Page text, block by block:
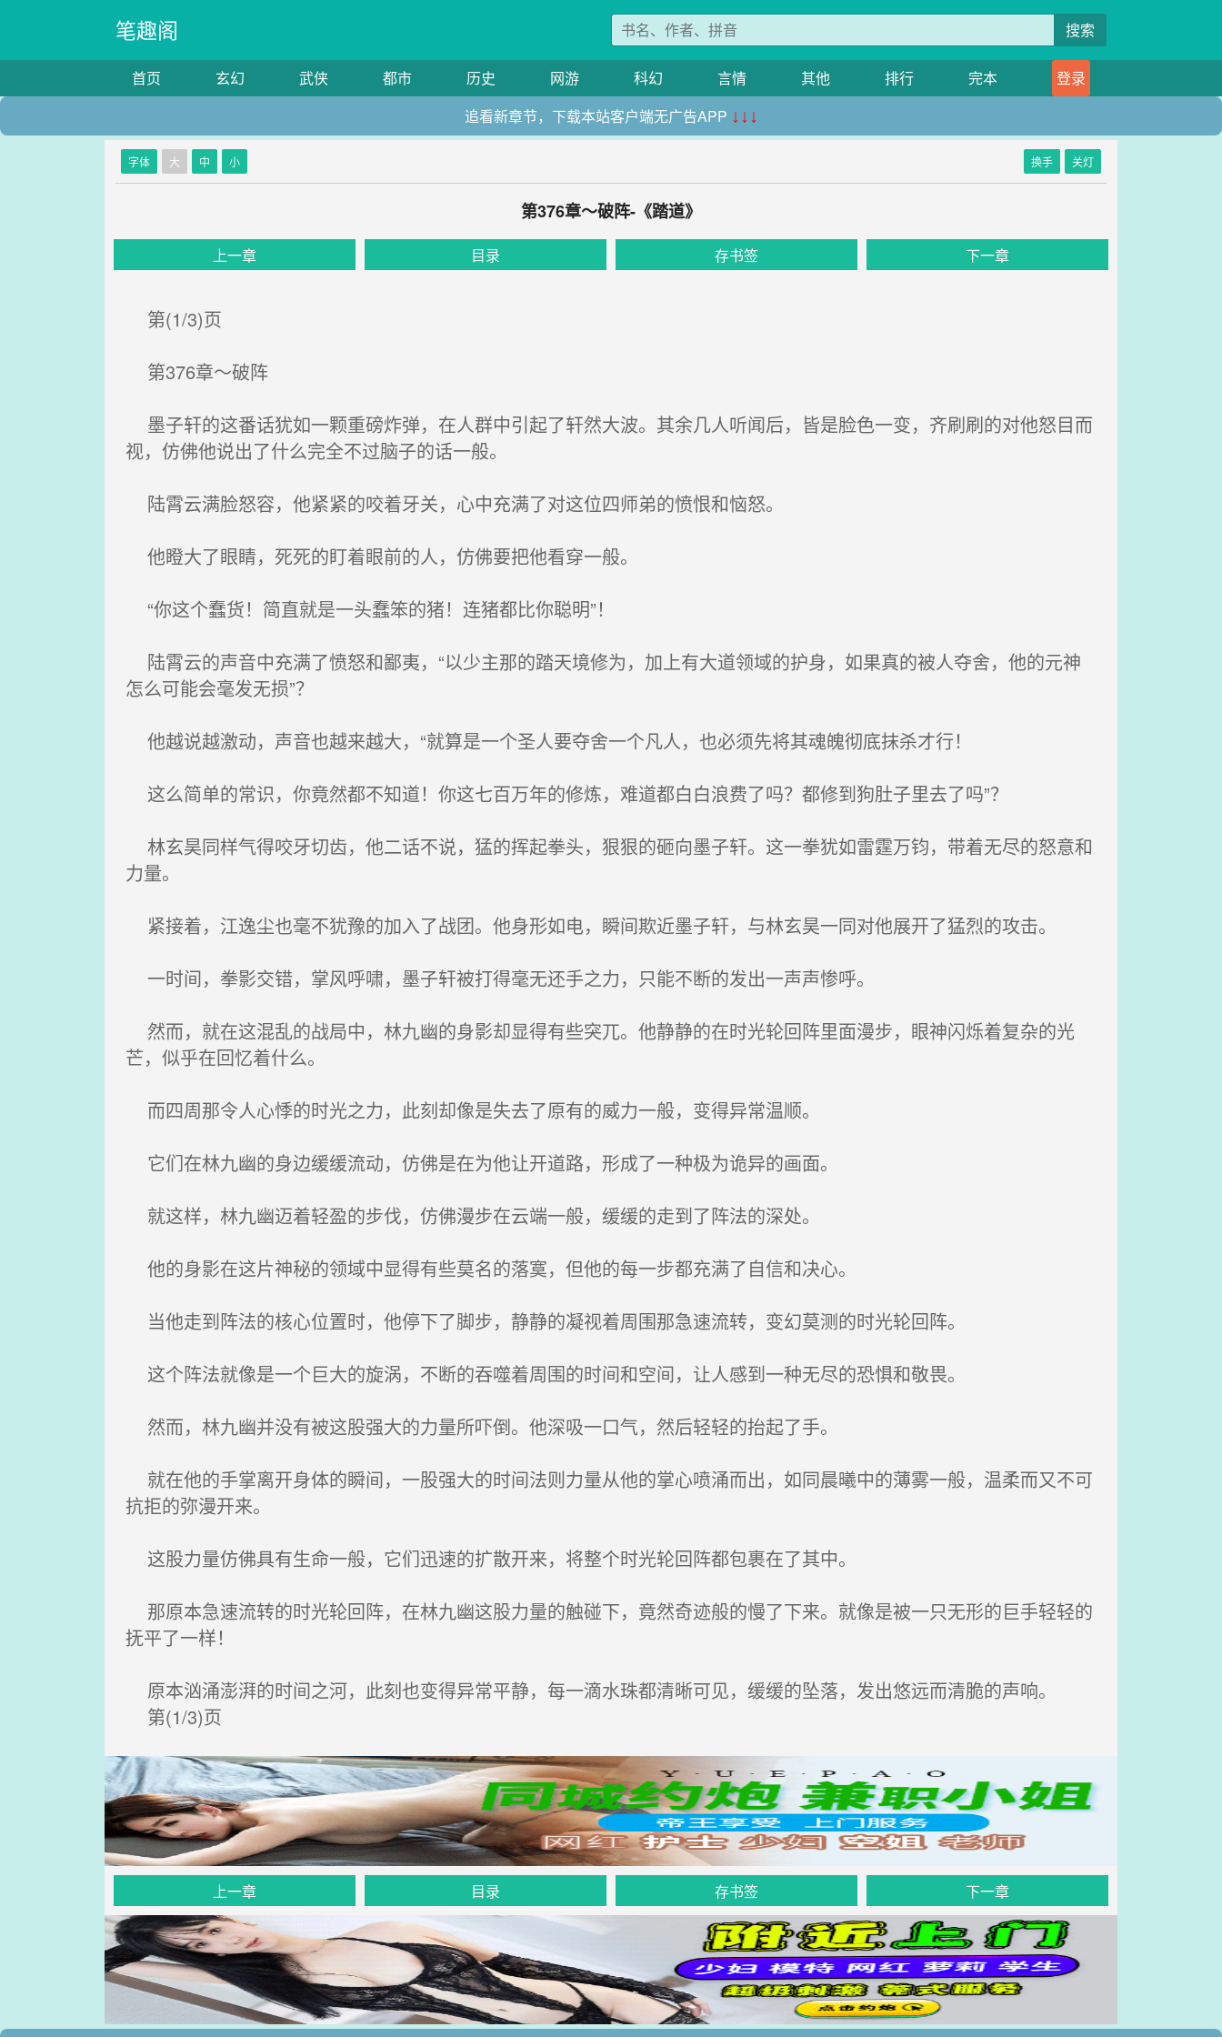
笔趣阁 搜索
首页 玄幻 武侠 都市 历史 网游 科幻 言情 其他 排行 完本
登录
追看新章节，下载本站客户端无广告APP ↓↓↓
字体 大 中 小 换手 关灯
第376章～破阵-《踏道》
上一章 目录 存书签 下一章
第(1/3)页
第376章～破阵
墨子轩的这番话犹如一颗重磅炸弹，在人群中引起了轩然大波。其余几人听闻后，皆是脸色一变，齐刷刷的对他怒目而
视，仿佛他说出了什么完全不过脑子的话一般。
陆霄云满脸怒容，他紧紧的咬着牙关，心中充满了对这位四师弟的愤恨和恼怒。
他瞪大了眼睛，死死的盯着眼前的人，仿佛要把他看穿一般。
“你这个蠢货！简直就是一头蠢笨的猪！连猪都比你聪明”！
陆霄云的声音中充满了愤怒和鄙夷，“以少主那的踏天境修为，加上有大道领域的护身，如果真的被人夺舍，他的元神
怎么可能会毫发无损”？
他越说越激动，声音也越来越大，“就算是一个圣人要夺舍一个凡人，也必须先将其魂魄彻底抹杀才行！
这么简单的常识，你竟然都不知道！你这七百万年的修炼，难道都白白浪费了吗？都修到狗肚子里去了吗”？
林玄昊同样气得咬牙切齿，他二话不说，猛的挥起拳头，狠狠的砸向墨子轩。这一拳犹如雷霆万钧，带着无尽的怒意和
力量。
紧接着，江逸尘也毫不犹豫的加入了战团。他身形如电，瞬间欺近墨子轩，与林玄昊一同对他展开了猛烈的攻击。
一时间，拳影交错，掌风呼啸，墨子轩被打得毫无还手之力，只能不断的发出一声声惨呼。
然而，就在这混乱的战局中，林九幽的身影却显得有些突兀。他静静的在时光轮回阵里面漫步，眼神闪烁着复杂的光
芒，似乎在回忆着什么。
而四周那令人心悸的时光之力，此刻却像是失去了原有的威力一般，变得异常温顺。
它们在林九幽的身边缓缓流动，仿佛是在为他让开道路，形成了一种极为诡异的画面。
就这样，林九幽迈着轻盈的步伐，仿佛漫步在云端一般，缓缓的走到了阵法的深处。
他的身影在这片神秘的领域中显得有些莫名的落寞，但他的每一步都充满了自信和决心。
当他走到阵法的核心位置时，他停下了脚步，静静的凝视着周围那急速流转，变幻莫测的时光轮回阵。
这个阵法就像是一个巨大的旋涡，不断的吞噬着周围的时间和空间，让人感到一种无尽的恐惧和敬畏。
然而，林九幽并没有被这股强大的力量所吓倒。他深吸一口气，然后轻轻的抬起了手。
就在他的手掌离开身体的瞬间，一股强大的时间法则力量从他的掌心喷涌而出，如同晨曦中的薄雾一般，温柔而又不可
抗拒的弥漫开来。
这股力量仿佛具有生命一般，它们迅速的扩散开来，将整个时光轮回阵都包裹在了其中。
那原本急速流转的时光轮回阵，在林九幽这股力量的触碰下，竟然奇迹般的慢了下来。就像是被一只无形的巨手轻轻的
抚平了一样！
原本汹涌澎湃的时间之河，此刻也变得异常平静，每一滴水珠都清晰可见，缓缓的坠落，发出悠远而清脆的声响。
第(1/3)页
上一章 目录 存书签 下一章